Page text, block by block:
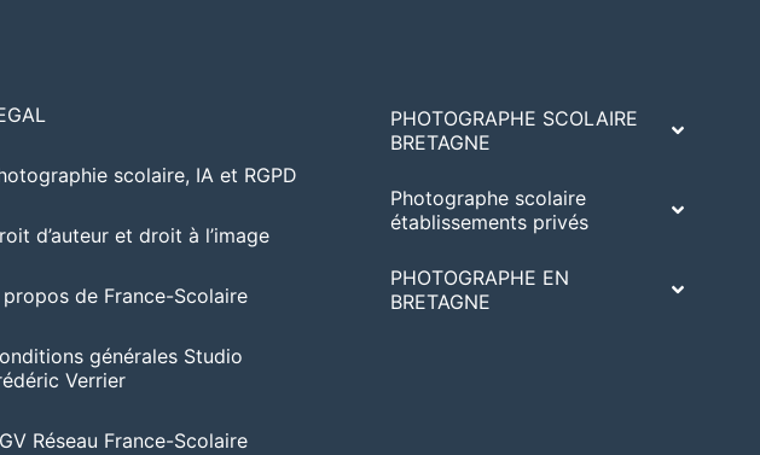
scolaire, IA et RGPD
d’auteur et droit à l’image
de France-Scolaire
générales Studio
Verrier
Réseau France-Scolaire
PHOTOGRAPHE SCOLAIRE
BRETAGNE
Photographe scolaire
établissements privés
PHOTOGRAPHE EN
BRETAGNE